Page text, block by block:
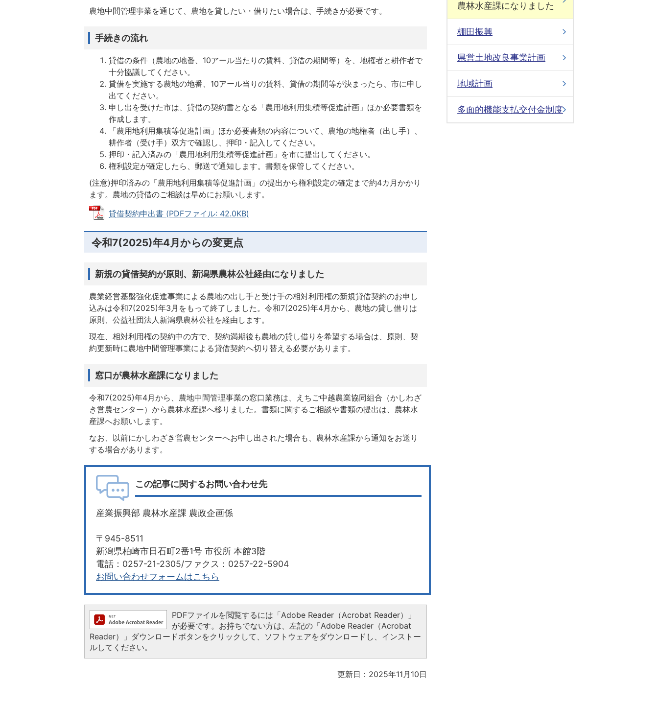
農地中間管理事業を通じて、農地を貸したい・借りたい場合は、手続きが必要です。
手続きの流れ
貸借の条件（農地の地番、10アール当たりの賃料、貸借の期間等）を、地権者と耕作者で
十分協議してください。
貸借を実施する農地の地番、10アール当りの賃料、貸借の期間等が決まったら、市に申し
出てください。
申し出を受けた市は、貸借の契約書となる「農用地利用集積等促進計画」ほか必要書類を
作成します。
「農用地利用集積等促進計画」ほか必要書類の内容について、農地の地権者（出し手）、
耕作者（受け手）双方で確認し、押印・記入してください。
押印・記入済みの「農用地利用集積等促進計画」を市に提出してください。
権利設定が確定したら、郵送で通知します。書類を保管してください。
(注意)押印済みの「農用地利用集積等促進計画」の提出から権利設定の確定まで約4カ月かかり
ます。農地の貸借のご相談は早めにお願いします。
貸借契約申出書 (PDFファイル: 42.0KB)
令和7(2025)年4月からの変更点
新規の貸借契約が原則、新潟県農林公社経由になりました
農業経営基盤強化促進事業による農地の出し手と受け手の相対利用権の新規貸借契約のお申し
込みは令和7(2025)年3月をもって終了しました。令和7(2025)年4月から、農地の貸し借りは
原則、公益社団法人新潟県農林公社を経由します。
現在、相対利用権の契約中の方で、契約満期後も農地の貸し借りを希望する場合は、原則、契
約更新時に農地中間管理事業による貸借契約へ切り替える必要があります。
窓口が農林水産課になりました
令和7(2025)年4月から、農地中間管理事業の窓口業務は、えちご中越農業協同組合（かしわざ
き営農センター）から農林水産課へ移りました。書類に関するご相談や書類の提出は、農林水
産課へお願いします。
なお、以前にかしわざき営農センターへお申し出された場合も、農林水産課から通知をお送り
する場合があります。
この記事に関するお問い合わせ先
産業振興部 農林水産課 農政企画係
〒945-8511
新潟県柏崎市日石町2番1号 市役所 本館3階
電話：0257-21-2305/ファクス：0257-22-5904
お問い合わせフォームはこちら
PDFファイルを閲覧するには「Adobe Reader（Acrobat Reader）」
が必要です。お持ちでない方は、左記の「Adobe Reader（Acrobat
Reader）」ダウンロードボタンをクリックして、ソフトウェアをダウンロードし、インストー
ルしてください。
更新日：2025年11月10日
農林水産課になりました
棚田振興
県営土地改良事業計画
地域計画
多面的機能支払交付金制度